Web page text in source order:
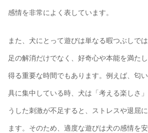
感情を非常によく表しています。
また、犬にとって遊びは単なる暇つぶしで
足の解消だけでなく、好奇心や本能を満た
得る重要な時間でもあります。例えば、匂
具に集中している時、犬は「考える楽しさ
うした刺激が不足すると、ストレスや退屈
ます。そのため、適度な遊びは犬の感情を